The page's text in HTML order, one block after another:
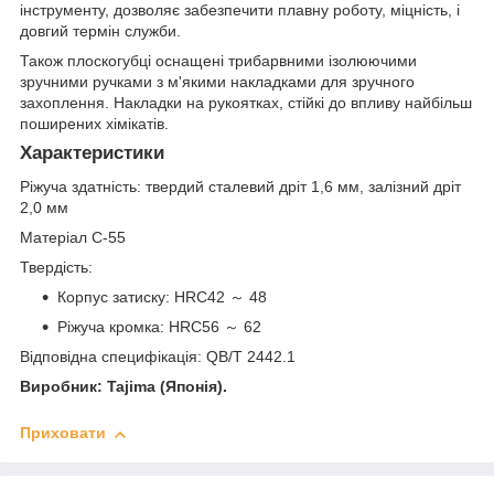
інструменту, дозволяє забезпечити плавну роботу, міцність, і
довгий термін служби.
Також плоскогубці оснащені трибарвними ізолюючими
зручними ручками з м'якими накладками для зручного
захоплення. Накладки на рукоятках, стійкі до впливу найбільш
поширених хімікатів.
Характеристики
Ріжуча здатність: твердий сталевий дріт 1,6 мм, залізний дріт
2,0 мм
Матеріал C-55
Твердість:
Корпус затиску: HRC42 ～ 48
Ріжуча кромка: HRC56 ～ 62
Відповідна специфікація: QB/T 2442.1
Виробник: Tajima (Японія).
Приховати